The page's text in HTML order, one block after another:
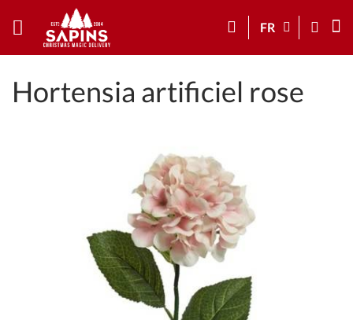
FR
Hortensia artificiel rose